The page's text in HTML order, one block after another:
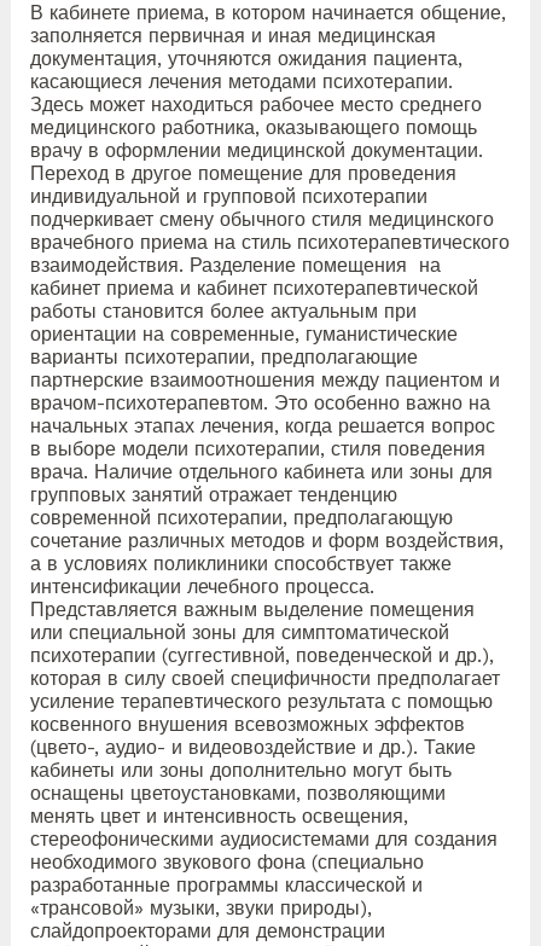
В кабинете приема, в котором начинается общение,
заполняется первичная и иная медицинская
документация, уточняются ожидания пациента,
касающиеся лечения методами психотерапии.
Здесь может находиться рабочее место среднего
медицинского работника, оказывающего помощь
врачу в оформлении медицинской документации.
Переход в другое помещение для проведения
индивидуальной и групповой психотерапии
подчеркивает смену обычного стиля медицинского
врачебного приема на стиль психотерапевтического
взаимодействия. Разделение помещения на
кабинет приема и кабинет психотерапевтической
работы становится более актуальным при
ориентации на современные, гуманистические
варианты психотерапии, предполагающие
партнерские взаимоотношения между пациентом и
врачом-психотерапевтом. Это особенно важно на
начальных этапах лечения, когда решается вопрос
в выборе модели психотерапии, стиля поведения
врача. Наличие отдельного кабинета или зоны для
групповых занятий отражает тенденцию
современной психотерапии, предполагающую
сочетание различных методов и форм воздействия,
а в условиях поликлиники способствует также
интенсификации лечебного процесса.
Представляется важным выделение помещения
или специальной зоны для симптоматической
психотерапии (суггестивной, поведенческой и др.),
которая в силу своей специфичности предполагает
усиление терапевтического результата с помощью
косвенного внушения всевозможных эффектов
(цвето-, аудио- и видеовоздействие и др.). Такие
кабинеты или зоны дополнительно могут быть
оснащены цветоустановками, позволяющими
менять цвет и интенсивность освещения,
стереофоническими аудиосистемами для создания
необходимого звукового фона (специально
разработанные программы классической и
«трансовой» музыки, звуки природы),
слайдопроекторами для демонстрации